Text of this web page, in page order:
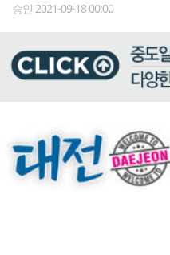
승인 2021-09-18 00:00